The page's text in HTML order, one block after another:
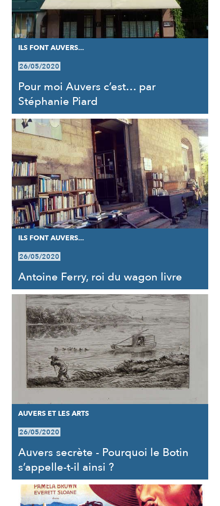
ILS FONT AUVERS...
26/05/2020
Pour moi Auvers c’est… par
Stéphanie Piard
ILS FONT AUVERS...
26/05/2020
Antoine Ferry, roi du wagon livre
AUVERS ET LES ARTS
26/05/2020
Auvers secrète - Pourquoi le Botin
s’appelle-t-il ainsi ?